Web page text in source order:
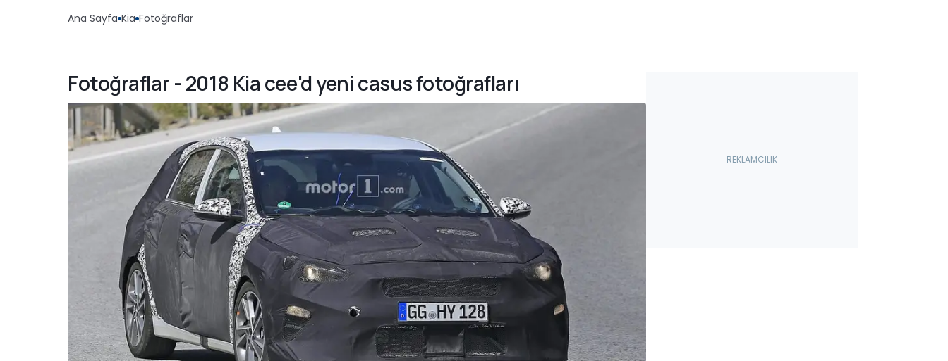
Ana Sayfa Kia Fotoğraflar
Fotoğraflar - 2018 Kia cee'd yeni casus fotoğrafları